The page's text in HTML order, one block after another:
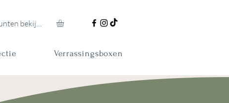
Verrassingsboxen
Punten bekijken